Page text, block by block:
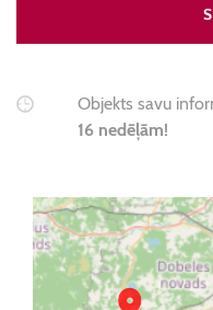
Objekts savu
16 nedēļām!